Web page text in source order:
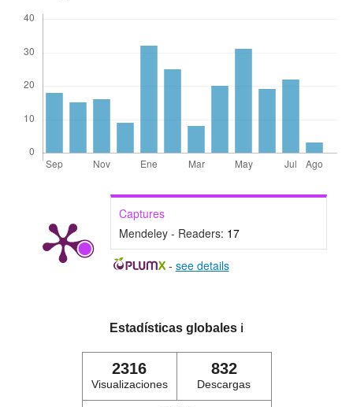
Captures
Mendeley - Readers: 17
- see details
Estadísticas globales ℹ️
2316
Visualizaciones
832
Descargas